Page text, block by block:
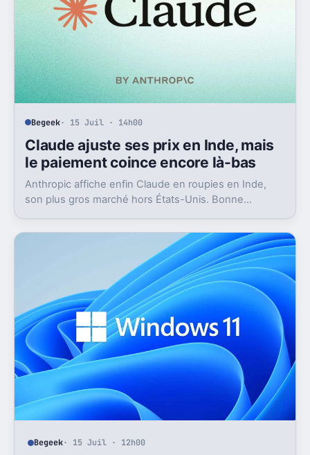
Begeek· 15 Juil · 14h00
Claude ajuste ses prix en Inde, mais
le paiement coince encore là-bas
Anthropic affiche enfin Claude en roupies en Inde,
son plus gros marché hors États-Unis. Bonne
abonnements.
Begeek· 15 Juil · 12h00